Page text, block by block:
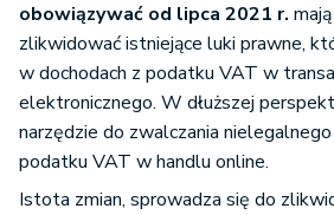
obowiązywać od lipca 2021 r.
zlikwidować istniejące luki prawne,
w dochodach z podatku VAT w
elektronicznego. W dłuższej
narzędzie do zwalczania
podatku VAT w handlu online.
Istota zmian, sprowadza się do